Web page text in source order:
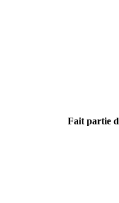
Fait partie